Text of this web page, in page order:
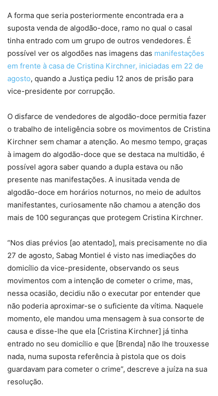
A forma que seria posteriormente encontrada era a
suposta venda de algodão-doce, ramo no qual o casal
tinha entrado com um grupo de outros vendedores. É
possível ver os algodões nas imagens das manifestações
em frente à casa de Cristina Kirchner, iniciadas em 22 de
agosto, quando a Justiça pediu 12 anos de prisão para
vice-presidente por corrupção.
O disfarce de vendedores de algodão-doce permitia fazer
o trabalho de inteligência sobre os movimentos de Cristina
Kirchner sem chamar a atenção. Ao mesmo tempo, graças
à imagem do algodão-doce que se destaca na multidão, é
possível agora saber quando a dupla estava ou não
presente nas manifestações. A inusitada venda de
algodão-doce em horários noturnos, no meio de adultos
manifestantes, curiosamente não chamou a atenção dos
mais de 100 seguranças que protegem Cristina Kirchner.
“Nos dias prévios [ao atentado], mais precisamente no dia
27 de agosto, Sabag Montiel é visto nas imediações do
domicílio da vice-presidente, observando os seus
movimentos com a intenção de cometer o crime, mas,
nessa ocasião, decidiu não o executar por entender que
não poderia aproximar-se o suficiente da vítima. Naquele
momento, ele mandou uma mensagem à sua consorte de
causa e disse-lhe que ela [Cristina Kirchner] já tinha
entrado no seu domicílio e que [Brenda] não lhe trouxesse
nada, numa suposta referência à pistola que os dois
guardavam para cometer o crime”, descreve a juíza na sua
resolução.